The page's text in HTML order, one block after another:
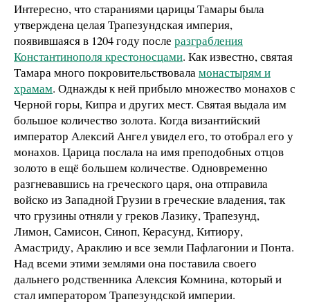
Интересно, что стараниями царицы Тамары была
утверждена целая Трапезундская империя,
появившаяся в 1204 году после разграбления
Константинополя крестоносцами. Как известно, святая
Тамара много покровительствоваламонастырям и
храмам. Однажды к ней прибыло множество монахов с
Черной горы, Кипра и других мест. Святая выдала им
большое количество золота. Когда византийский
император Алексий Ангел увидел его, то отобрал его у
монахов. Царица послала на имя преподобных отцов
золото в ещё большем количестве. Одновременно
разгневавшись на греческого царя, она отправила
войско из Западной Грузии в греческие владения, так
что грузины отняли у греков Лазику, Трапезунд,
Лимон, Самисон, Синоп, Керасунд, Китиору,
Амастриду, Араклию и все земли Пафлагонии и Понта.
Над всеми этими землями она поставила своего
дальнего родственника Алексия Комнина, который и
стал императором Трапезундской империи.